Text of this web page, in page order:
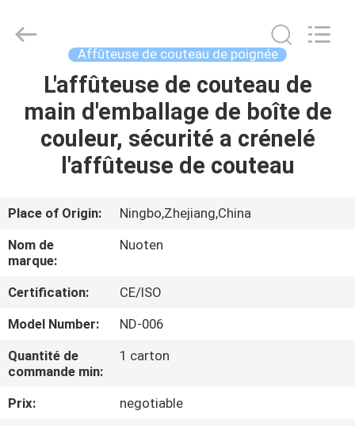
LA
MAISON
VIDÉOS
À
PROPOS
DE
NOUS
Electric
Appliance
Affûteuse de couteau de poignée
L'affûteuse de couteau de
main d'emballage de boîte de
couleur, sécurité a crénelé
l'affûteuse de couteau
Place of Origin:
Ningbo,Zhejiang,China
Nom de
marque:
Nuoten
Certification:
CE/ISO
Model Number:
ND-006
Quantité de
commande min:
1 carton
Prix:
negotiable